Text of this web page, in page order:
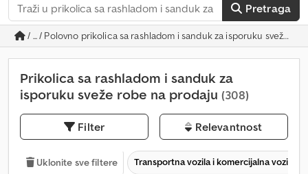
Pretraga
/ ... / Polovno prikolica sa rashladom i sanduk za isporuku sveže
Prikolica sa rashladom i sanduk za
isporuku sveže robe na prodaju (308)
Filter Relevantnost
Uklonite sve filtere Transportna vozila i komercijalna vozila